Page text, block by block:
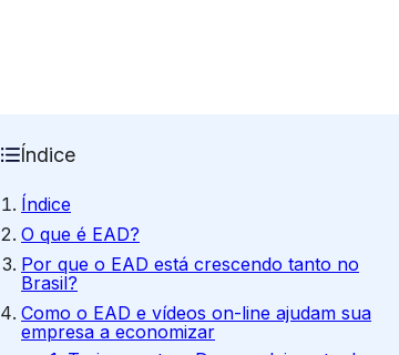
Índice
Índice
O que é EAD?
Por que o EAD está crescendo tanto no
Brasil?
Como o EAD e vídeos on-line ajudam sua
empresa a economizar